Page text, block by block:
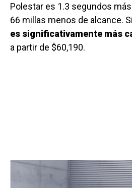
Polestar es 1.3 segundos
66 millas menos de alcance.
es significativamente más
a partir de $60,190.